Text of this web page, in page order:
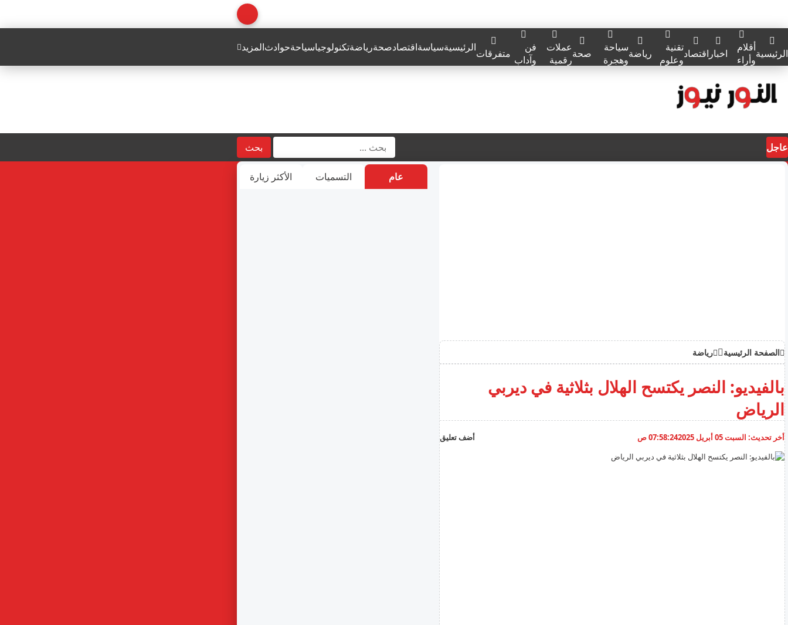
الرئيسيةأقلام
وأراء
اخبار اقتصادتقنية
وعلوم
رياضةسياحة
وهجرة
صحةعملات
رقمية
فن
وآداب متفرقاتالرئيسيةسياسةاقتصادصحةرياضةتكنولوجياسياحةحوادثالمزيد
عاجل بحث
الصفحة الرئيسية رياضة
بالفيديو: النصر يكتسح الهلال بثلاثية في ديربي
الرياض
أخر تحديث: السبت 05 أبريل 2025 07:58:24 ص أضف تعليق
عام التسميات الأكثر زيارة